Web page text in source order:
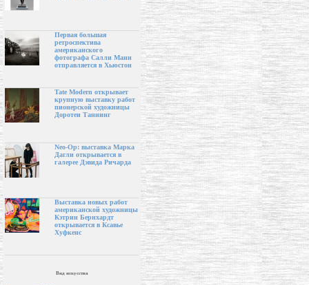
Первая большая
ретроспектива
американского
фотографа Салли Манн
отправляется в Хьюстон
Tate Modern открывает
крупную выставку работ
пионерской художницы
Доротеи Таннинг
Neo-Op: выставка Марка
Дагли открывается в
галерее Дэвида Ричарда
Выставка новых работ
американской художницы
Кэтрин Бернхардт
открывается в Ксавье
Хуфкенс
Вид искусства